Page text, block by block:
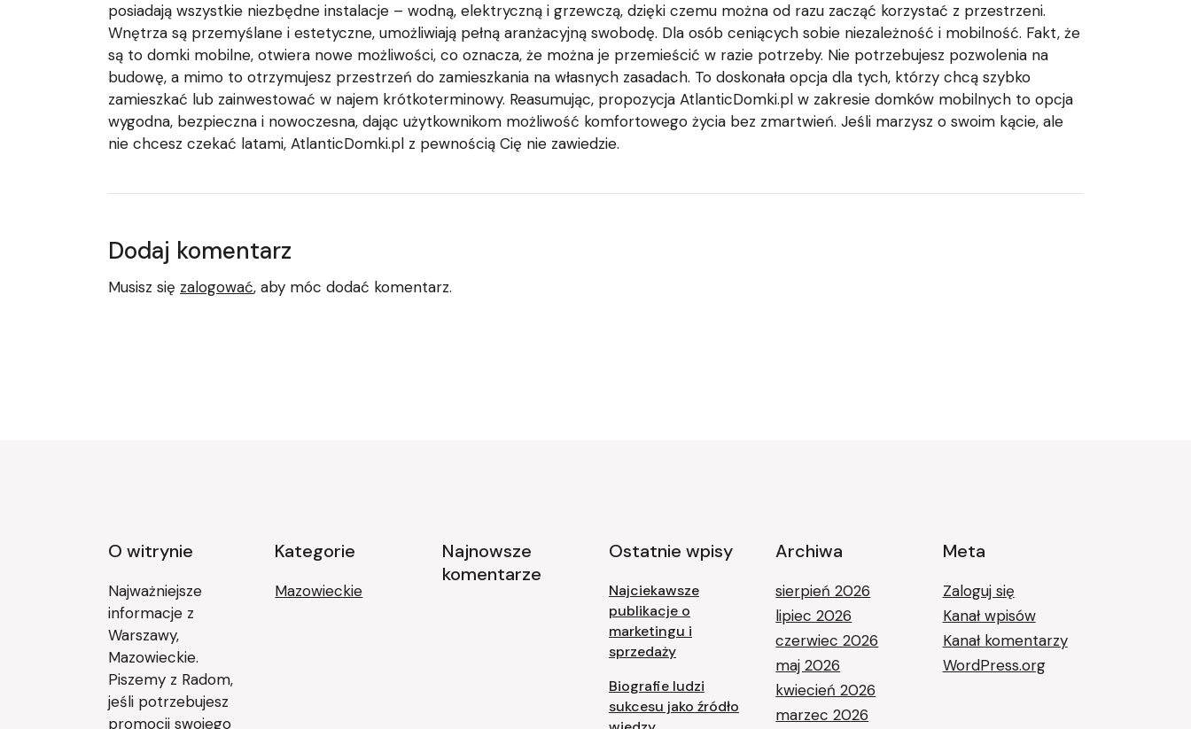
posiadają wszystkie niezbędne instalacje – wodną, elektryczną i grzewczą, dzięki czemu można od razu zacząć korzystać z przestrzeni.
Wnętrza są przemyślane i estetyczne, umożliwiają pełną aranżacyjną swobodę. Dla osób ceniących sobie niezależność i mobilność. Fakt, że
są to domki mobilne, otwiera nowe możliwości, co oznacza, że można je przemieścić w razie potrzeby. Nie potrzebujesz pozwolenia na
budowę, a mimo to otrzymujesz przestrzeń do zamieszkania na własnych zasadach. To doskonała opcja dla tych, którzy chcą szybko
zamieszkać lub zainwestować w najem krótkoterminowy. Reasumując, propozycja AtlanticDomki.pl w zakresie domków mobilnych to opcja
wygodna, bezpieczna i nowoczesna, dając użytkownikom możliwość komfortowego życia bez zmartwień. Jeśli marzysz o swoim kącie, ale
nie chcesz czekać latami, AtlanticDomki.pl z pewnością Cię nie zawiedzie.
Dodaj komentarz
Musisz się zalogować, aby móc dodać komentarz.
O witrynie
Najważniejsze
informacje z
Warszawy,
Mazowieckie.
Piszemy z Radom,
jeśli potrzebujesz
promocji swojego
Kategorie
Mazowieckie
Najnowsze
komentarze
Ostatnie wpisy
Najciekawsze
publikacje o
marketingu i
sprzedaży
Biografie ludzi
sukcesu jako źródło
Archiwa
sierpień 2026
lipiec 2026
czerwiec 2026
maj 2026
kwiecień 2026
marzec 2026
Meta
Zaloguj się
Kanał wpisów
Kanał komentarzy
WordPress.org